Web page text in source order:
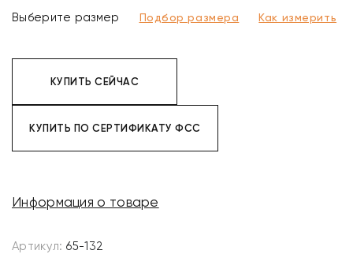
Выберите размер Подбор размера Как измерить
КУПИТЬ СЕЙЧАС
КУПИТЬ ПО СЕРТИФИКАТУ ФСС
Информация о товаре
Артикул: 65-132